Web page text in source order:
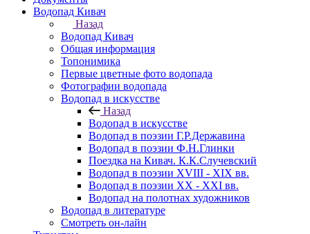
Водопад Кивач
Назад
Водопад Кивач
Общая информация
Топонимика
Первые цветные фото водопада
Фотографии водопада
Водопад в искусстве
Назад
Водопад в искусстве
Водопад в поэзии Г.Р.Державина
Водопад в поэзии Ф.Н.Глинки
Поездка на Кивач. К.К.Случевский
Водопад в поэзии XVIII - XIX вв.
Водопад в поэзии XX - XXI вв.
Водопад на полотнах художников
Водопад в литературе
Смотреть он-лайн